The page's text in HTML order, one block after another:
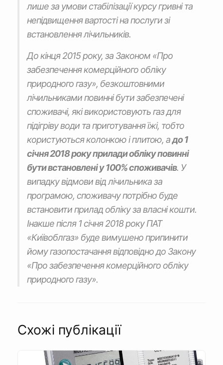
лише за умови стабілізації курсу гривні та
непідвищення вартості на послуги зі
встановлення лічильників.
До кінця 2015 року, за Законом «Про
забезпечення комерційного обліку
природного газу», безкоштовними
лічильниками повинні бути забезпечені
споживачі, які використовують газ для
підігріву води та приготування їжі, тобто
користуються колонкою і плитою, адо 1
січня 2018 року прилади обліку повинні
бути встановлені у 100% споживачів. У
випадку відмови від лічильника за
програмою, споживачу потрібно буде
встановити прилад обліку за власні кошти.
Інакше після 1 січня 2018 року ПАТ
«Київоблгаз» буде вимушено припинити
йому газопостачання відповідно до Закону
«Про забезпечення комерційного обліку
природного газу».
Схожі публікації